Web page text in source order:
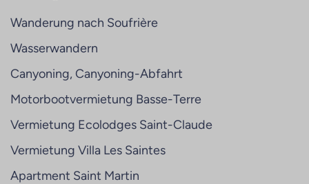
Wanderung nach Soufrière
Wasserwandern
Canyoning, Canyoning-Abfahrt
Motorbootvermietung Basse-Terre
Vermietung Ecolodges Saint-Claude
Vermietung Villa Les Saintes
Apartment Saint Martin